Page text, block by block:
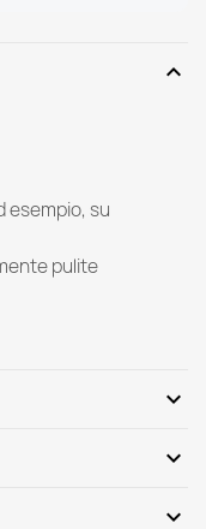
expand_more
esempio, su
pulite
expand_more
expand_more
expand_more